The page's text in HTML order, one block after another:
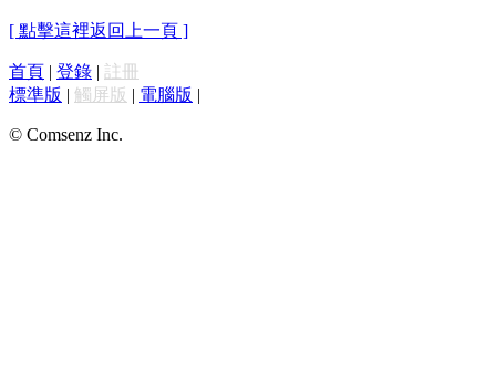
[ 點擊這裡返回上一頁 ]
首頁 | 登錄 | 註冊
標準版 | 觸屏版 | 電腦版 |
© Comsenz Inc.